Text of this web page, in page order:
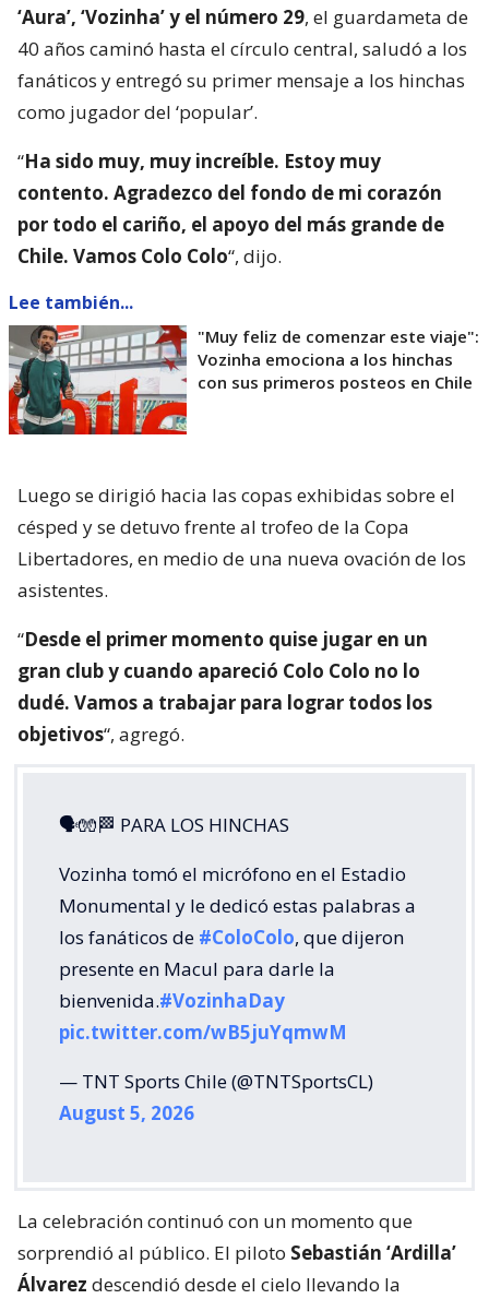
‘Aura’, ‘Vozinha’ y el número 29, el guardameta de
40 años caminó hasta el círculo central, saludó a los
fanáticos y entregó su primer mensaje a los hinchas
como jugador del ‘popular’.
“Ha sido muy, muy increíble. Estoy muy
contento. Agradezco del fondo de mi corazón
por todo el cariño, el apoyo del más grande de
Chile. Vamos Colo Colo“, dijo.
Lee también...
"Muy feliz de comenzar este viaje":
Vozinha emociona a los hinchas
con sus primeros posteos en Chile
Luego se dirigió hacia las copas exhibidas sobre el
césped y se detuvo frente al trofeo de la Copa
Libertadores, en medio de una nueva ovación de los
asistentes.
“Desde el primer momento quise jugar en un
gran club y cuando apareció Colo Colo no lo
dudé. Vamos a trabajar para lograr todos los
objetivos“, agregó.
🗣🧤🏁 PARA LOS HINCHAS
Vozinha tomó el micrófono en el Estadio
Monumental y le dedicó estas palabras a
los fanáticos de #ColoColo, que dijeron
presente en Macul para darle la
bienvenida.#VozinhaDay
pic.twitter.com/wB5juYqmwM
— TNT Sports Chile (@TNTSportsCL)
August 5, 2026
La celebración continuó con un momento que
sorprendió al público. El piloto Sebastián ‘Ardilla’
Álvarez descendió desde el cielo llevando la